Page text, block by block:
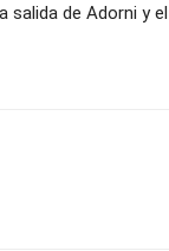
salida de Adorni y